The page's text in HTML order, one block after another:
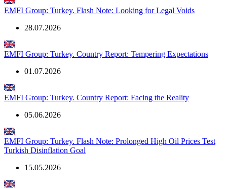
EMFI Group: Turkey. Flash Note: Looking for Legal Voids
28.07.2026
EMFI Group: Turkey. Country Report: Tempering Expectations
01.07.2026
EMFI Group: Turkey. Country Report: Facing the Reality
05.06.2026
EMFI Group: Turkey. Flash Note: Prolonged High Oil Prices Test
Turkish Disinflation Goal
15.05.2026